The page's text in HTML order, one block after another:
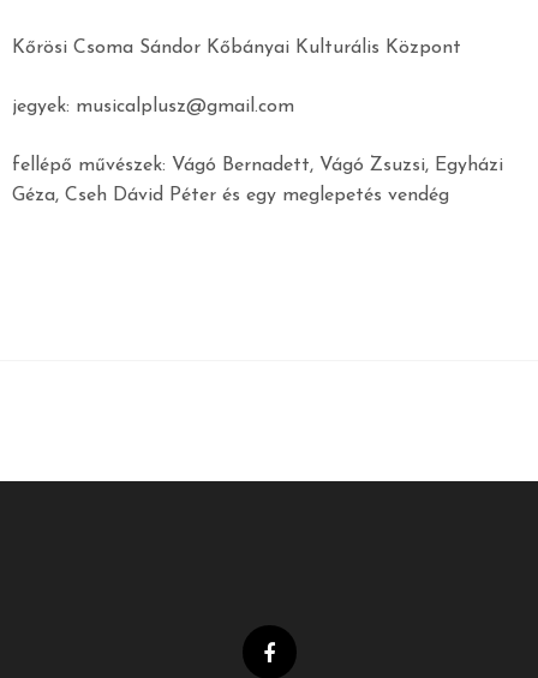
Kőrösi Csoma Sándor Kőbányai Kulturális Központ
jegyek: musicalplusz@gmail.com
fellépő művészek: Vágó Bernadett, Vágó Zsuzsi, Egyházi
Géza, Cseh Dávid Péter és egy meglepetés vendég